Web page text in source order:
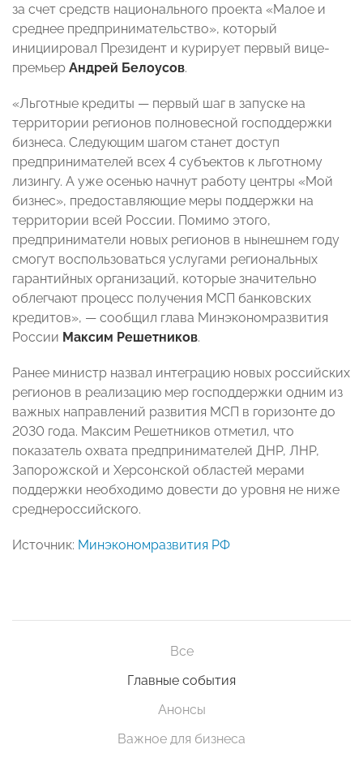
за счет средств национального проекта «Малое и
среднее предпринимательство», который
инициировал Президент и курирует первый вице-
премьер Андрей Белоусов.
«Льготные кредиты — первый шаг в запуске на
территории регионов полновесной господдержки
бизнеса. Следующим шагом станет доступ
предпринимателей всех 4 субъектов к льготному
лизингу. А уже осенью начнут работу центры «Мой
бизнес», предоставляющие меры поддержки на
территории всей России. Помимо этого,
предприниматели новых регионов в нынешнем году
смогут воспользоваться услугами региональных
гарантийных организаций, которые значительно
облегчают процесс получения МСП банковских
кредитов», — сообщил глава Минэкономразвития
России Максим Решетников.
Ранее министр назвал интеграцию новых российских
регионов в реализацию мер господдержки одним из
важных направлений развития МСП в горизонте до
2030 года. Максим Решетников отметил, что
показатель охвата предпринимателей ДНР, ЛНР,
Запорожской и Херсонской областей мерами
поддержки необходимо довести до уровня не ниже
среднероссийского.
Источник: Минэкономразвития РФ
Все
Главные события
Анонсы
Важное для бизнеса